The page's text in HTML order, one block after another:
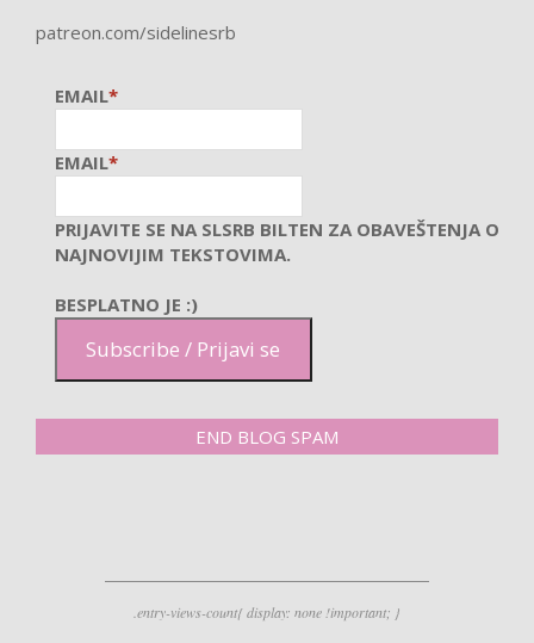
patreon.com/sidelinesrb
EMAIL*
EMAIL*
PRIJAVITE SE NA SLSRB BILTEN ZA OBAVEŠTENJA O
NAJNOVIJIM TEKSTOVIMA.
BESPLATNO JE :)
Subscribe / Prijavi se
END BLOG SPAM
.entry-views-count{ display: none !important; }